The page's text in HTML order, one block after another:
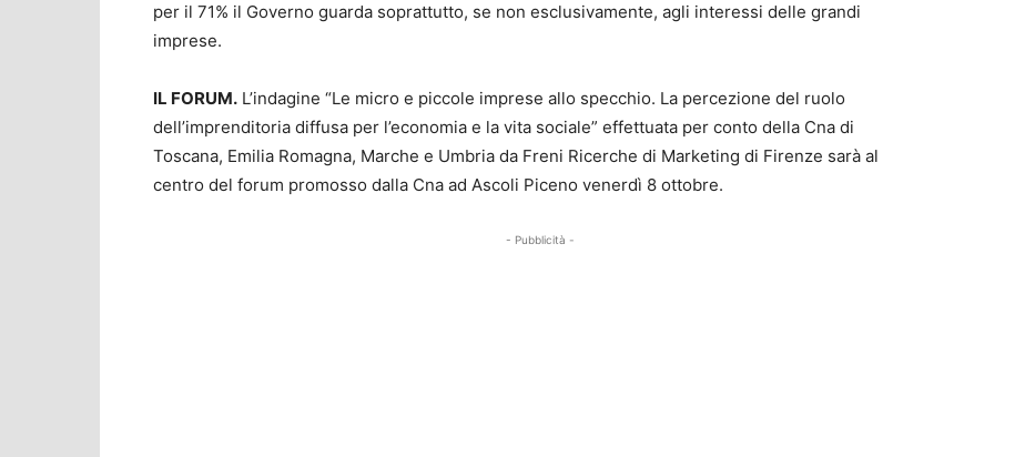
per il 71% il Governo guarda soprattutto, se non esclusivamente, agli interessi delle grandi
imprese.
IL FORUM. L’indagine “Le micro e piccole imprese allo specchio. La percezione del ruolo
dell’imprenditoria diffusa per l’economia e la vita sociale” effettuata per conto della Cna di
Toscana, Emilia Romagna, Marche e Umbria da Freni Ricerche di Marketing di Firenze sarà al
centro del forum promosso dalla Cna ad Ascoli Piceno venerdì 8 ottobre.
- Pubblicità -